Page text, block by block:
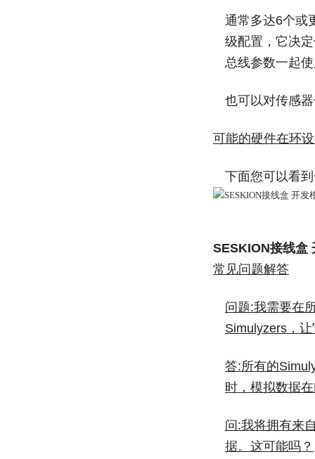
通常多达6个或
级配置，它决
总线参数一起
也可以对传感
可能的硬件在环
下面您可以看
SESKION接线盒
常见问题解答
问题:我需要在
Simulyzers，
答:所有的
时，模拟数据
问:我将拥有来
据。这可能吗？